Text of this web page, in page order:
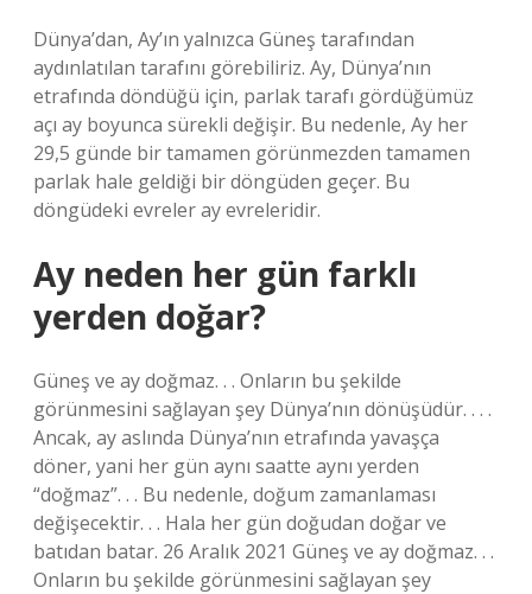
Dünya’dan, Ay’ın yalnızca Güneş tarafından
aydınlatılan tarafını görebiliriz. Ay, Dünya’nın
etrafında döndüğü için, parlak tarafı gördüğümüz
açı ay boyunca sürekli değişir. Bu nedenle, Ay her
29,5 günde bir tamamen görünmezden tamamen
parlak hale geldiği bir döngüden geçer. Bu
döngüdeki evreler ay evreleridir.
Ay neden her gün farklı
yerden doğar?
Güneş ve ay doğmaz. . . Onların bu şekilde
görünmesini sağlayan şey Dünya’nın dönüşüdür. . . .
Ancak, ay aslında Dünya’nın etrafında yavaşça
döner, yani her gün aynı saatte aynı yerden
“doğmaz”. . . Bu nedenle, doğum zamanlaması
değişecektir. . . Hala her gün doğudan doğar ve
batıdan batar. 26 Aralık 2021 Güneş ve ay doğmaz. . .
Onların bu şekilde görünmesini sağlayan şey